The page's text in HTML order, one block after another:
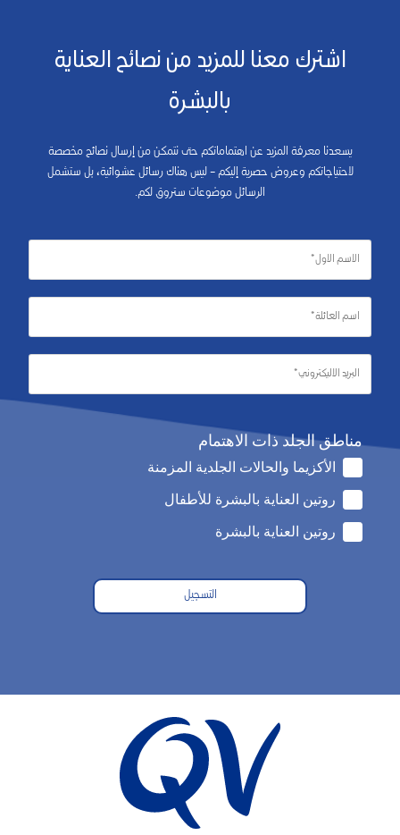
اشترك معنا للمزيد من نصائح العناية
بالبشرة
يسعدنا معرفة المزيد عن اهتماماتكم حتى نتمكن من إرسال نصائح مخصصة
لاحتياجاتكم وعروض حصرية إليكم – ليس هناك رسائل عشوائية، بل ستشمل
الرسائل موضوعات ستروق لكم.
مناطق الجلد ذات الاهتمام
الأكزيما والحالات الجلدية المزمنة
روتين العناية بالبشرة للأطفال
روتين العناية بالبشرة
التسجيل